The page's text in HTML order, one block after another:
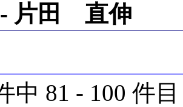
片田 直伸
中 81 - 100 件目